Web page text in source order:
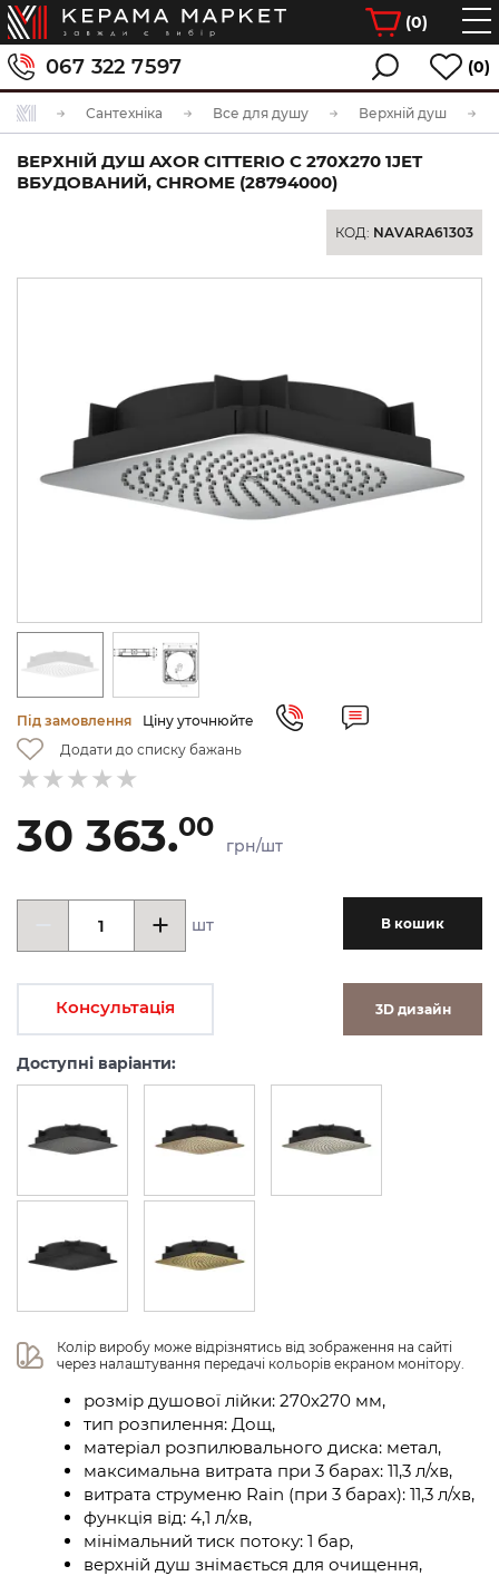
(0)
067 322 7597 (0)
Сантехніка Все для душу Верхній душ
ВЕРХНІЙ ДУШ AXOR CITTERIO C 270Х270 1JET
ВБУДОВАНИЙ, CHROME (28794000)
КОД: NAVARA61303
Під замовлення
Ціну уточнюйте
Додати до списку бажань
30 363.00
грн/шт
шт В кошик
Консультація 3D дизайн
Доступні варіанти:
Колір виробу може відрізнятись від зображення на сайті
через налаштування передачі кольорів екраном монітору.
розмір душової лійки: 270х270 мм,
тип розпилення: Дощ,
матеріал розпилювального диска: метал,
максимальна витрата при 3 барах: 11,3 л/хв,
витрата струменю Rain (при 3 барах): 11,3 л/хв,
функція від: 4,1 л/хв,
мінімальний тиск потоку: 1 бар,
верхній душ знімається для очищення,